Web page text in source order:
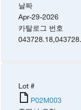
날짜
Apr-29-2026
카탈로그 번호
043728.18,
Lot #
P02M003